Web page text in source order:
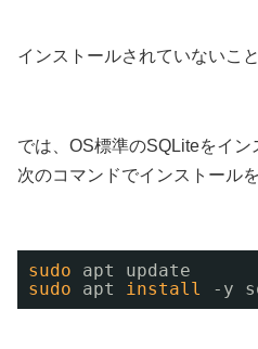
インストールされていないこ
では、OS標準のSQLiteをイン
次のコマンドでインストール
sudo
apt update
sudo
apt install -y